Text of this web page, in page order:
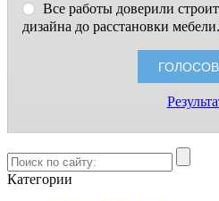
Все работы доверили
дизайна до расстановки мебели.
Категории